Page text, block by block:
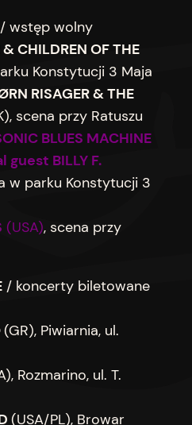
wstęp wolny
CHILDREN OF THE
Konstytucji 3 Maja
RISAGER & THE
scena przy Ratuszu
BLUES MACHINE
BILLY F.
w parku Konstytucji 3
(USA), scena przy
/ koncerty biletowane
(GR), Piwiarnia, ul.
Rozmarino, ul. T.
(USA/PL), Browar